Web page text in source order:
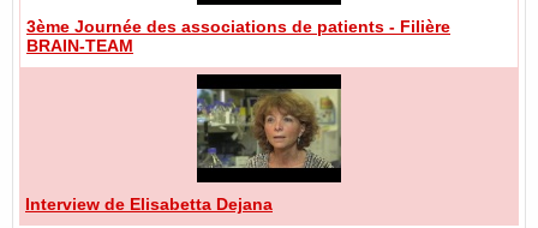
3ème Journée des associations de patients - Filière
BRAIN-TEAM
Interview de Elisabetta Dejana